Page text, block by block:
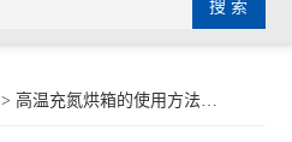
> 高温充氮烘箱的使用方法及保养工作